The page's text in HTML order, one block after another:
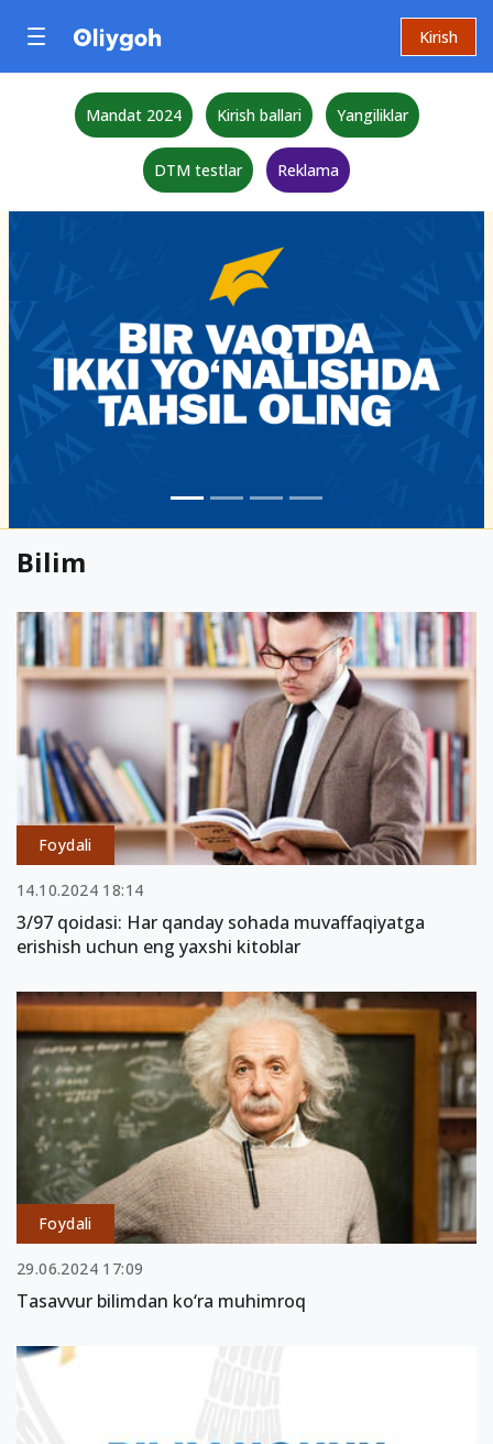
Kirish
Mandat 2024 Kirish ballari Yangiliklar
DTM testlar Reklama
Bilim
Foydali
14.10.2024 18:14
3/97 qoidasi: Har qanday sohada muvaffaqiyatga
erishish uchun eng yaxshi kitoblar
Foydali
29.06.2024 17:09
Tasavvur bilimdan ko‘ra muhimroq